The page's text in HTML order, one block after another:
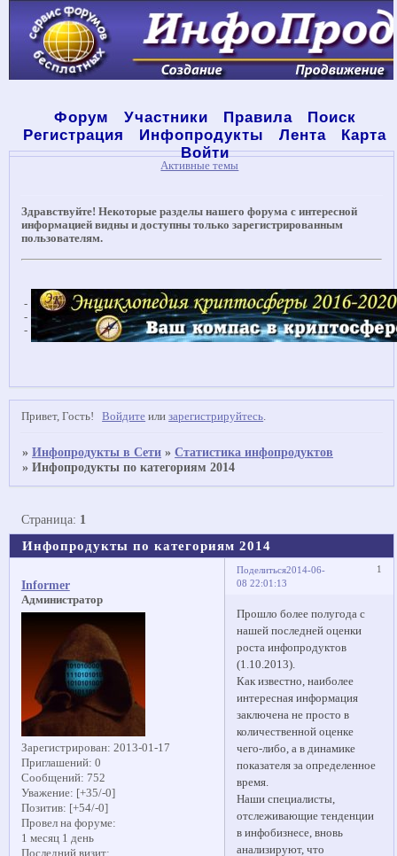
Форум Участники Правила
Поиск
Регистрация
Инфопродукты Лента
Карта
Войти
Активные темы
Здравствуйте! Некоторые разделы нашего форума с интересной
информацией видны и доступны только зарегистрированным
пользователям.
-
-
-
Привет, Гость! Войдите илизарегистрируйтесь
»Инфопродукты в Сети »Статистика инфопродуктов
»Инфопродукты по категориям 2014
Инфопродукты по категориям 2014
Страница: 1
Поделиться 1
2014-06-
08 22:01:13
Informer
Администратор
Зарегистрирован: 2013-01-17
Приглашений: 0
Сообщений: 752
Уважение: [+35/-0]
Позитив: [+54/-0]
Провел на форуме:
1 месяц 1 день
Прошло более полугода с
нашей последней оценки
роста инфопродуктов
(1.10.2013).
Как известно, наиболее
интересная информация
заключена не просто в
количественной оценке
чего-либо, а в динамике
показателя за определенное
время.
Наши специалисты,
отслеживающие тенденции
в инфобизнесе, вновь
анализируют, что